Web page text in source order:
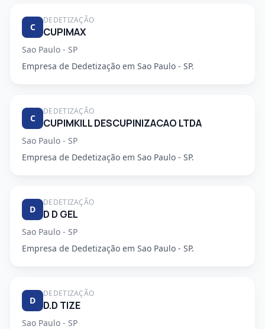
C
DEDETIZAÇÃO
CUPIMAX
Sao Paulo - SP
Empresa de Dedetização em Sao Paulo - SP.
C
DEDETIZAÇÃO
CUPIMKILL DESCUPINIZACAO LTDA
Sao Paulo - SP
Empresa de Dedetização em Sao Paulo - SP.
D
DEDETIZAÇÃO
D D GEL
Sao Paulo - SP
Empresa de Dedetização em Sao Paulo - SP.
D
DEDETIZAÇÃO
D.D TIZE
Sao Paulo - SP